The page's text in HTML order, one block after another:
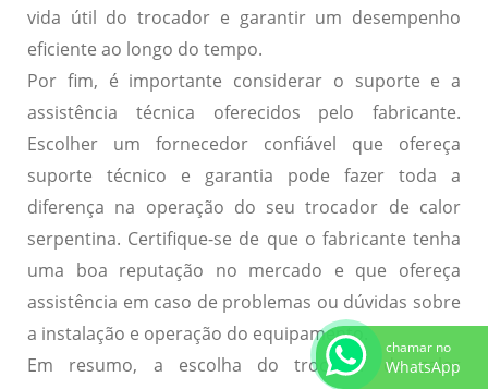
vida útil do trocador e garantir um desempenho
eficiente ao longo do tempo.
Por fim, é importante considerar o suporte e a
assistência técnica oferecidos pelo fabricante.
Escolher um fornecedor confiável que ofereça
suporte técnico e garantia pode fazer toda a
diferença na operação do seu trocador de calor
serpentina. Certifique-se de que o fabricante tenha
uma boa reputação no mercado e que ofereça
assistência em caso de problemas ou dúvidas sobre
a instalação e operação do equipamento.
Em resumo, a escolha do trocador de calor
chamar no
WhatsApp